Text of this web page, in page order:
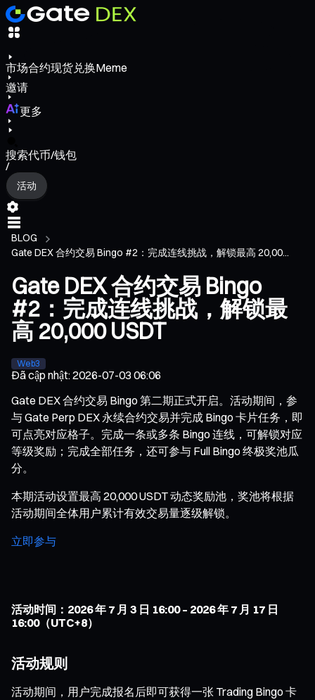
市场合约现货兑换Meme
邀请
更多
搜索代币/钱包
/
活动
BLOG
Gate DEX 合约交易 Bingo #2：完成连线挑战，解锁最高 20,00...
Gate DEX 合约交易 Bingo
#2：完成连线挑战，解锁最
高 20,000 USDT
Web3
Đã cập nhật:2026-07-03 06:06
Gate DEX 合约交易 Bingo 第二期正式开启。活动期间，参
与 Gate Perp DEX 永续合约交易并完成 Bingo 卡片任务，即
可点亮对应格子。完成一条或多条 Bingo 连线，可解锁对应
等级奖励；完成全部任务，还可参与 Full Bingo 终极奖池瓜
分。
本期活动设置最高 20,000 USDT 动态奖励池，奖池将根据
活动期间全体用户累计有效交易量逐级解锁。
立即参与
活动时间：2026 年 7 月 3 日 16:00 – 2026 年 7 月 17 日
16:00（UTC+8）
活动规则
活动期间，用户完成报名后即可获得一张 Trading Bingo 卡